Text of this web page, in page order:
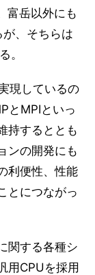
富岳以外にも
、そちらは
。
現しているの
とMPIといっ
持するととも
ンの開発にも
利便性、性能
とにつながっ
関する各種シ
用CPUを採用